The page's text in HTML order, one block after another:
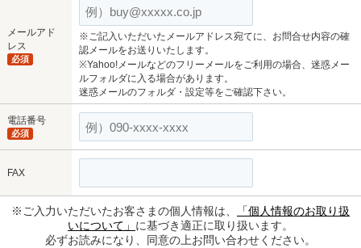
メールアド
レス
必須
※ご記入いただいたメールアドレス宛てに、お問合せ内容の確
認メールをお送りいたします。
※Yahoo!メールなどのフリーメールをご利用の場合、迷惑メー
ルフォルダに入る場合があります。
迷惑メールのフォルダ・設定等をご確認下さい。
電話番号
必須
FAX
※ご入力いただいたお客さまの個人情報は、
「個人情報のお取り扱
いについて」 に基づき適正に取り扱います。
必ずお読みになり、同意の上お問い合わせください。